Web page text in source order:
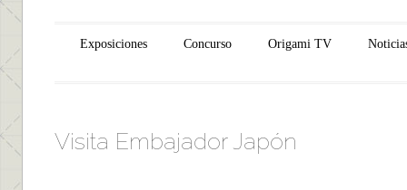
Main menu
Skip to content
Exposiciones Concurso Origami TV
Visita Embajador Japón